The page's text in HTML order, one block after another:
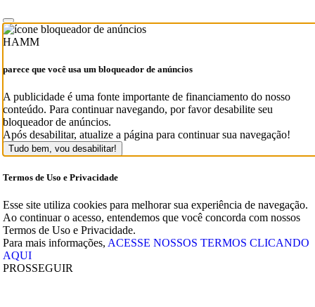
HAMM
parece que você usa um bloqueador de anúncios
A publicidade é uma fonte importante de financiamento do nosso
conteúdo. Para continuar navegando, por favor desabilite seu
bloqueador de anúncios.
Após desabilitar, atualize a página para continuar sua navegação!
Tudo bem, vou desabilitar!
Termos de Uso e Privacidade
Esse site utiliza cookies para melhorar sua experiência de navegação.
Ao continuar o acesso, entendemos que você concorda com nossos
Termos de Uso e Privacidade.
Para mais informações, ACESSE NOSSOS TERMOS CLICANDO
AQUI
PROSSEGUIR